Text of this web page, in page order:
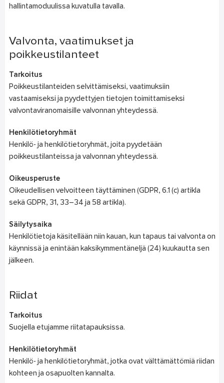
hallintamoduulissa kuvatulla tavalla.
Valvonta, vaatimukset ja
poikkeustilanteet
Tarkoitus
Poikkeustilanteiden selvittämiseksi, vaatimuksiin
vastaamiseksi ja pyydettyjen tietojen toimittamiseksi
valvontaviranomaisille valvonnan yhteydessä.
Henkilötietoryhmät
Henkilö- ja henkilötietoryhmät, joita pyydetään
poikkeustilanteissa ja valvonnan yhteydessä.
Oikeusperuste
Oikeudellisen velvoitteen täyttäminen (GDPR, 6.1 (c) artikla
sekä GDPR, 31, 33–34 ja 58 artikla).
Säilytysaika
Henkilötietoja käsitellään niin kauan, kun tapaus tai valvonta on
käynnissä ja enintään kaksikymmentäneljä (24) kuukautta sen
jälkeen.
Riidat
Tarkoitus
Suojella etujamme riitatapauksissa.
Henkilötietoryhmät
Henkilö- ja henkilötietoryhmät, jotka ovat välttämättömiä riidan
kohteen ja osapuolten kannalta.